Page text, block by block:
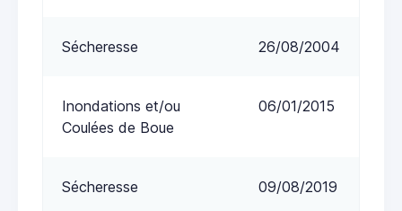
Sécheresse 26/08/2004
Inondations et/ou
Coulées de Boue
06/01/2015
Sécheresse 09/08/2019